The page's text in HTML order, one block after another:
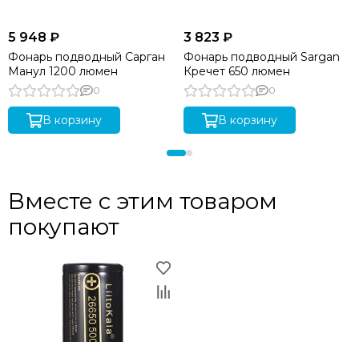
5 948 ₽
Фонарь подводный Сарган
Манул 1200 люмен
0
В корзину
3 823 ₽
Фонарь подводный Sargan
Кречет 650 люмен
0
В корзину
Вместе с этим товаром
покупают